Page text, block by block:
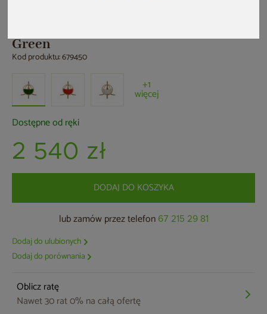
Green
Kod produktu: 679450
+1
więcej
Dostępne od ręki
2 540 zł
DODAJ DO KOSZYKA
lub zamów przez telefon 67 215 29 81
Dodaj do ulubionych
Dodaj do porównania
Oblicz ratę
Nawet 30 rat 0% na całą ofertę